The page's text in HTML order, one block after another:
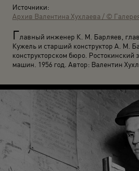
Источники:
Архив Валентина Хухлаева / ©
Главный инженер К. М. Барляев,
Кужель и старший конструктор А. М.
конструкторском бюро. Ростокинский
машин. 1956 год. Автор: Валентин